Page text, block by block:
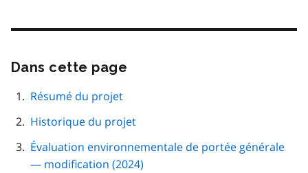
Dans cette page
Résumé du projet
Historique du projet
Évaluation environnementale de portée générale
— modification (2024)